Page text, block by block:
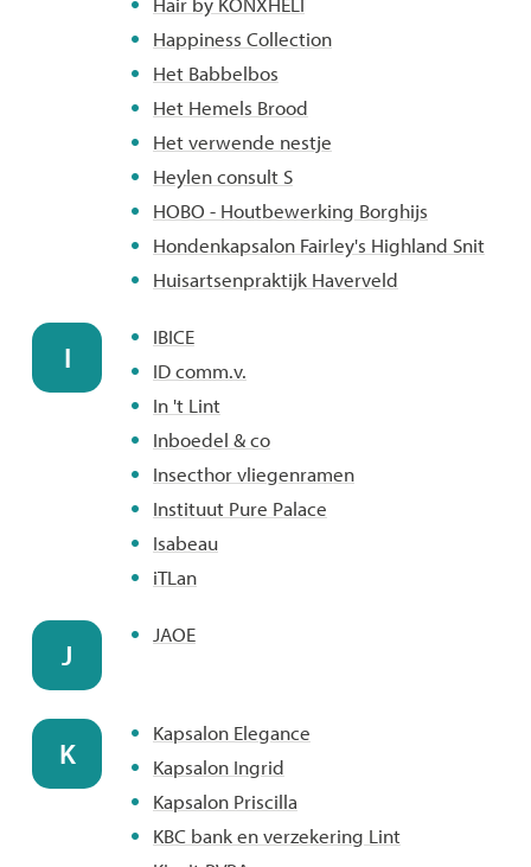
Happiness Collection
Het Babbelbos
Het Hemels Brood
Het verwende nestje
Heylen consult S
HOBO - Houtbewerking Borghijs
Hondenkapsalon Fairley's Highland Snit
Huisartsenpraktijk Haverveld
I
IBICE
ID comm.v.
In 't Lint
Inboedel & co
Insecthor vliegenramen
Instituut Pure Palace
Isabeau
iTLan
J
JAOE
K
Kapsalon Elegance
Kapsalon Ingrid
Kapsalon Priscilla
KBC bank en verzekering Lint